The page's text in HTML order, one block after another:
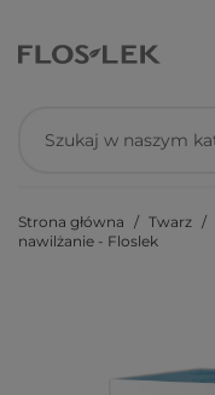
Strona główna Twarz
nawilżanie - Floslek